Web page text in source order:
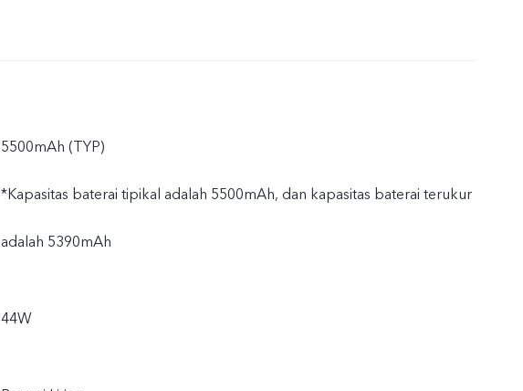
5500mAh (TYP)
*Kapasitas baterai tipikal adalah 5500mAh, dan kapasitas baterai terukur
adalah 5390mAh
44W